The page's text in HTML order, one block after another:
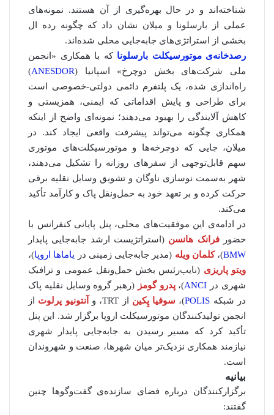
شناخته‌اند و در حال بهره‌گیری از آن هستند. نمونه‌های
عملی از بارسلونا و میلان نشان داد که چگونه رده‌ ال
بخشی از استراتژی‌های جابه‌جایی محلی شده‌اند.
رصدخانه‌ی موتورسیکلت بارسلونا که با همکاری «انجمن
ملی شرکت‌های بخش دوچرخ» اسپانیا (ANESDOR
)
راه‌اندازی شده، یک پلتفرم دائمی دولتی-خصوصی است
برای طراحی و پایش اقداماتی که ایمنی، همزیستی و
کاهش آلایندگی را بهبود می‌دهند؛ نمونه‌ای واضح از اینکه
همکاری چگونه می‌تواند پیشرفت واقعی ایجاد کند. در
میلان، جایی که دوچرخه‌ها و موتورسیکلت‌های موتوری
سهم قابل‌توجهی از سفرهای روزانه را تشکیل می‌دهند،
شهر به‌سمت نوسازی ناوگان و تشویق وسایل نقلیه برقی
حرکت کرده و بر تعهد خود به حمل‌ونقل پاک و کارآمد تأکید
می‌کند.
در ادامه‌ی این موفقیت‌های محلی، پنل پایانی کنفرانس با
حضورفرانک هانسن (استراتژیست ارشد جابه‌جایی پایدار
BMW)،کلمان ویله (مدیر جابه‌جایی زمینی در یاماها اروپا)،
ویتو پاریزی (نایب‌رئیس بخش حمل‌ونقل عمومی و ترافیک
شهری در ANCI)،پدرو گومز (رهبر گروه وسایل نقلیه پاک
در شبکه POLIS)، سوفیا پِکین از TRT، و آنتونیو پرلوت از
انجمن تولیدکنندگان موتورسیکلت اروپا برگزار شد. این پنل
تأکید کرد که مسیر رسیدن به جابه‌جایی پایدار شهری
نیازمند همکاری نزدیک‌تر میان شهرها، صنعت و شهروندان
است.
بیانیه
برگزارکنندگان درباره فضای سازنده‌ی گفت‌وگوها چنین
گفتند: